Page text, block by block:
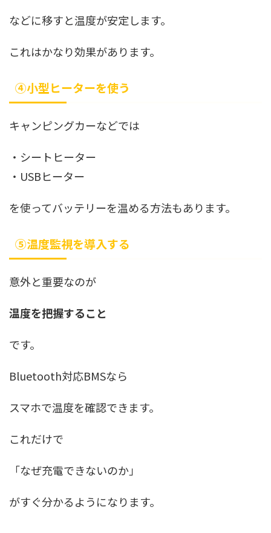
などに移すと温度が安定します。
これはかなり効果があります。
④小型ヒーターを使う
キャンピングカーなどでは
・シートヒーター
・USBヒーター
を使ってバッテリーを温める方法もあります。
⑤温度監視を導入する
意外と重要なのが
温度を把握すること
です。
Bluetooth対応BMSなら
スマホで温度を確認できます。
これだけで
「なぜ充電できないのか」
がすぐ分かるようになります。